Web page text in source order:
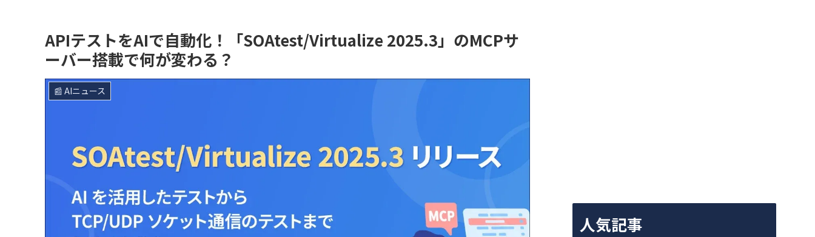
APIテストをAIで自動化！「SOAtest/Virtualize 2025.3」のMCPサ
ーバー搭載で何が変わる？
📰 AIニュース
人気記事